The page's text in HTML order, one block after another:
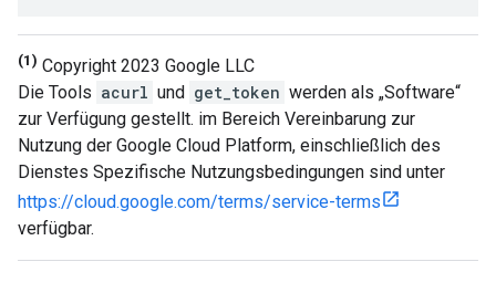
(1) Copyright 2023 Google LLC
Die Tools acurl und get_token werden als „Software“
zur Verfügung gestellt. im Bereich Vereinbarung zur
Nutzung der Google Cloud Platform, einschließlich des
Dienstes Spezifische Nutzungsbedingungen sind unter
https://cloud.google.com/terms/service-terms
verfügbar.